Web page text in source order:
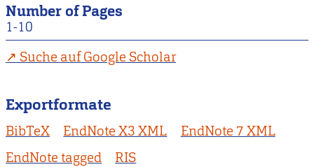
Number of Pages
1-10
Suche auf Google Scholar
Exportformate
BibTeX EndNote X3 XML
EndNote 7 XML
EndNote tagged
RIS